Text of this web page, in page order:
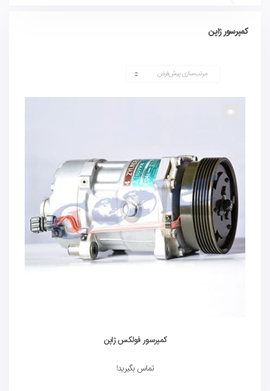
کمپرسور ژاپن
کمپرسور فولکس ژاپن
تماس بگیرید!